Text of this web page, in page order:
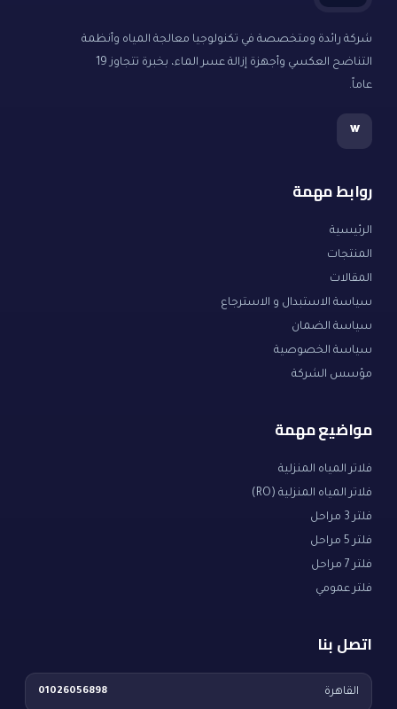
شركة رائدة ومتخصصة في تكنولوجيا معالجة المياه وأنظمة
التناضح العكسي وأجهزة إزالة عسر الماء، بخبرة تتجاوز 19
عاماً.
w
روابط مهمة
الرئيسية
المنتجات
المقالات
سياسة الاستبدال و الاسترجاع
سياسة الضمان
سياسة الخصوصية
مؤسس الشركة
مواضيع مهمة
فلاتر المياه المنزلية
فلاتر المياه المنزلية (RO)
فلتر 3 مراحل
فلتر 5 مراحل
فلتر 7 مراحل
فلتر عمومي
اتصل بنا
القاهرة 01026056898